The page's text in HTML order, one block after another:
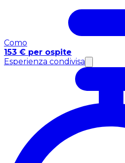
Como
153 € per ospite
Esperienza condivisa